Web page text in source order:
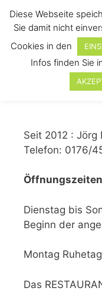
Seit 2012 : Jörg
Telefon: 0176/
Dienstag bis
Beginn der
Montag Ruhetag
Das
Diese Webseite
Sie damit nicht
Cookies in den
Infos finden Sie